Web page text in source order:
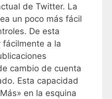
de Twitter. La
un poco más fácil
De esta
fácilmente a la
cambio de cuenta
Esta capacidad
en la esquina